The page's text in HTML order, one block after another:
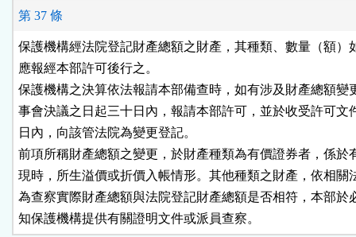
第 37 條
保護機構經法院登記財產總額之財產，其種類、數量（額）
應報經本部許可後行之。
保護機構之決算依法報請本部備查時，如有涉及財產總額變
事會決議之日起三十日內，報請本部許可，並於收受許可文
日內，向該管法院為變更登記。
前項所稱財產總額之變更，於財產種類為有價證券者，係於
現時，所生溢價或折價入帳情形。其他種類之財產，依相關
為查察實際財產總額與法院登記財產總額是否相符，本部於
知保護機構提供有關證明文件或派員查察。